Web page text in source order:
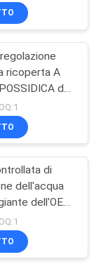
ricoperta A
del
del ferro
di
dell'acqua
dell'OEM